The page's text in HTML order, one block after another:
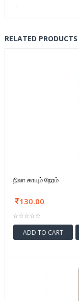
.
RELATED PRODUCTS
நிலா காயும் நேரம்
130.00
ADD TO CART